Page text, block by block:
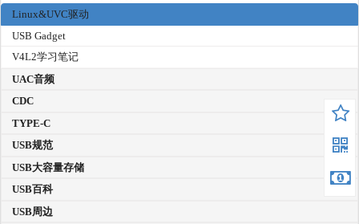
Linux&UVC驱动
USB Gadget
V4L2学习笔记
UAC音频
CDC
TYPE-C
USB规范
USB大容量存储
USB百科
USB周边